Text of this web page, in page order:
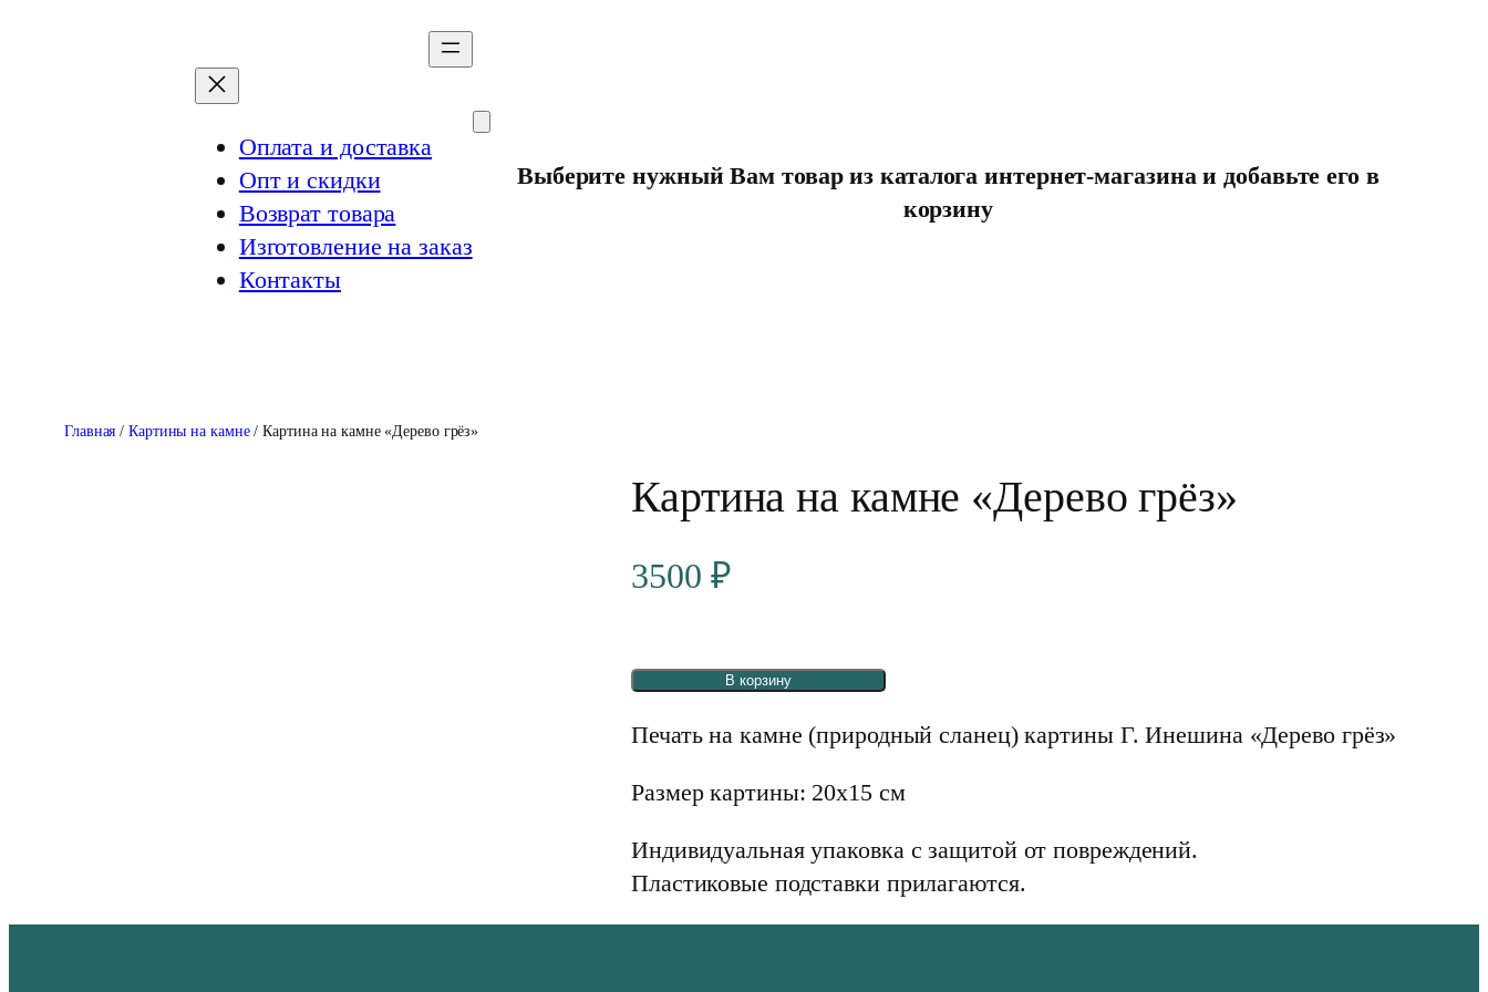
Оплата и доставка
Опт и скидки
Возврат товара
Изготовление на заказ
Контакты
Выберите нужный Вам товар из каталога интернет-магазина и добавьте его в
корзину
Главная /Картины на камне/ Картина на камне «Дерево грёз»
Картина на камне «Дерево грёз»
3500 ₽
В корзину
Печать на камне (природный сланец) картины Г. Инешина «Дерево грёз»
Размер картины: 20х15 см
Индивидуальная упаковка с защитой от повреждений.
Пластиковые подставки прилагаются.